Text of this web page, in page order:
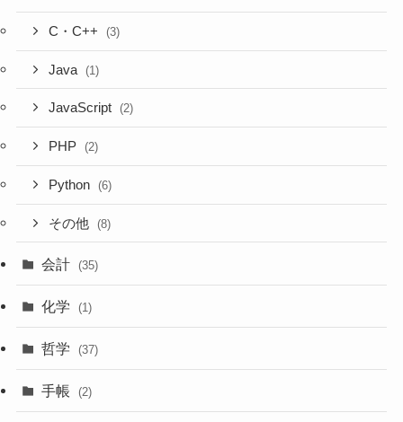
C・C++ (3)
Java (1)
JavaScript (2)
PHP (2)
Python (6)
その他 (8)
会計 (35)
化学 (1)
哲学 (37)
手帳 (2)